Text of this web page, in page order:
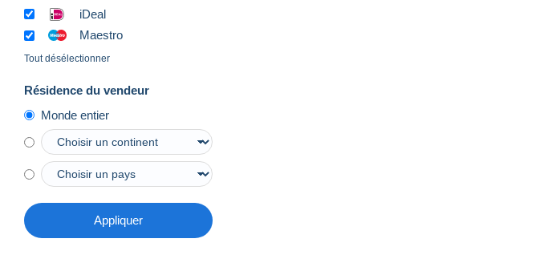
iDeal
Maestro
Tout désélectionner
Résidence du vendeur
Monde entier
Appliquer